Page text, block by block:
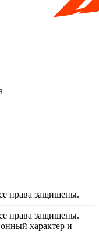
защищены.
защищены.
характер и